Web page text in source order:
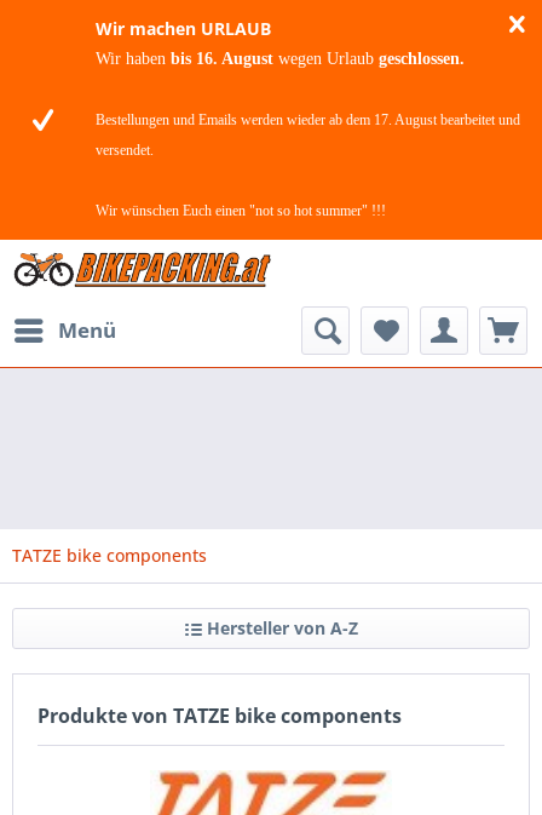
Wir machen URLAUB
Wir haben bis 16. August wegen Urlaub geschlossen.
Bestellungen und Emails werden wieder ab dem 17. August bearbeitet und
versendet.
Wir wünschen Euch einen "not so hot summer" !!!
Menü
TATZE bike components
Hersteller von A-Z
Produkte von TATZE bike components